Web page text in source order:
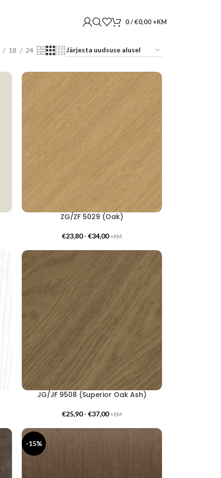
0/€0,00
18 24
ZG/ZF 5029 (Oak)
€23,80-€34,00 +KM
JG/JF 9508 (Superior Oak Ash)
€25,90-€37,00 +KM
-15%